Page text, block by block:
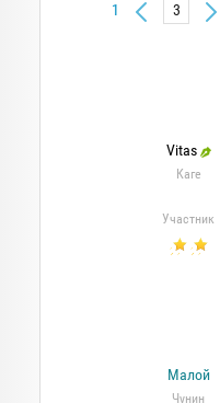
1
Vitas
Каге
Участник
Малой
Чунин